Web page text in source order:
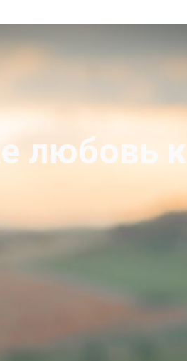
любовь